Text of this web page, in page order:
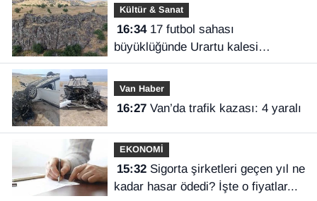
Kültür & Sanat
16:3417 futbol sahası
büyüklüğünde Urartu kalesi
keşfedildi
Van Haber
16:27 Van’da trafik kazası: 4 yaralı
EKONOMİ
15:32Sigorta şirketleri geçen yıl ne
kadar hasar ödedi? İşte o fiyatlar...